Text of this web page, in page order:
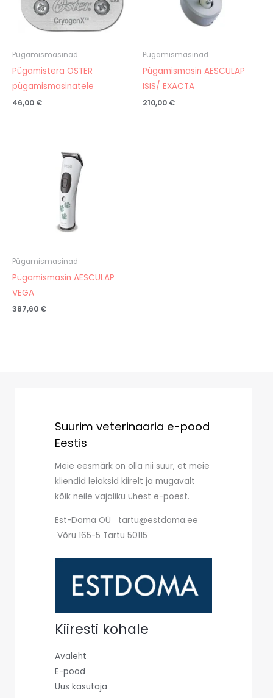
Pügamismasinad
Pügamistera OSTER
pügamismasinatele
46,00 €
Pügamismasinad
Pügamismasin AESCULAP
ISIS/ EXACTA
210,00 €
Pügamismasinad
Pügamismasin AESCULAP
VEGA
387,60 €
Suurim veterinaaria e-pood
Eestis
Meie eesmärk on olla nii suur, et meie
kliendid leiaksid kiirelt ja mugavalt
kõik neile vajaliku ühest e-poest.
Est-Doma OÜ tartu@estdoma.ee
Võru 165-5 Tartu 50115
Kiiresti kohale
Avaleht
E-pood
Uus kasutaja